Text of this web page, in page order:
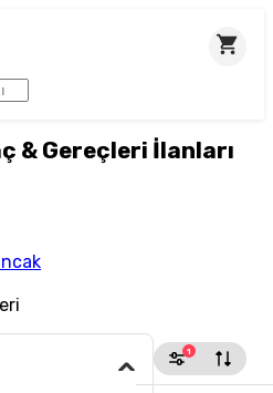
& Gereçleri İlanları
1